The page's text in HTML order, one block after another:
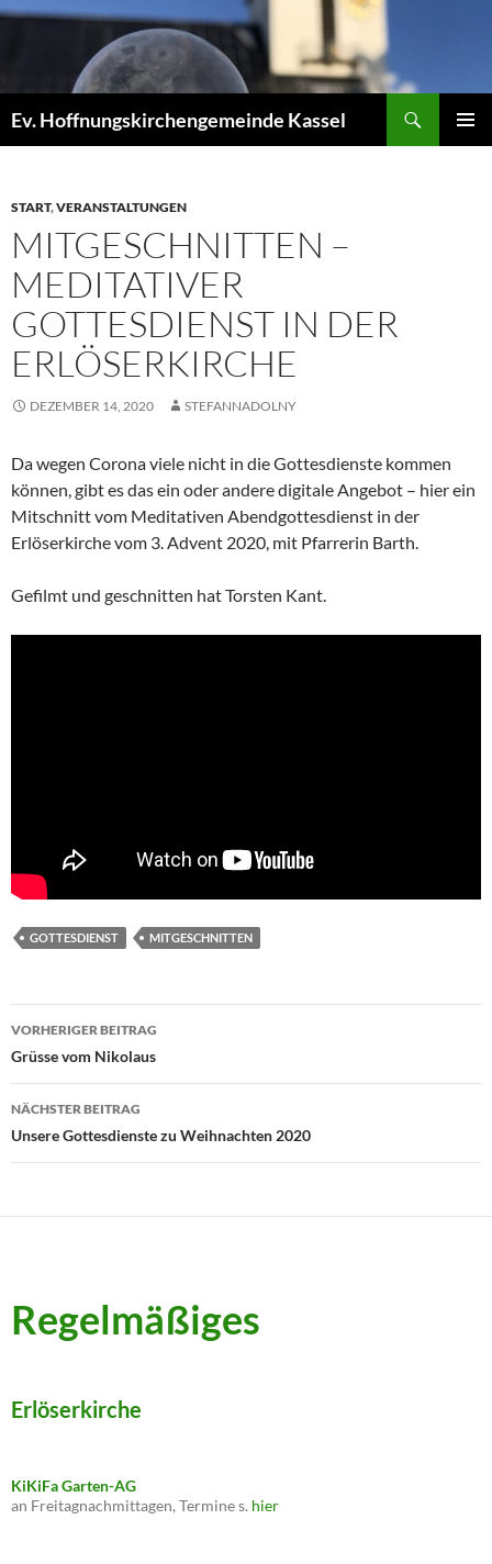
Zum
Ev. Hoffnungskirchengemeinde Kassel
START,VERANSTALTUNGEN
MITGESCHNITTEN –
MEDITATIVER
GOTTESDIENST IN DER
ERLÖSERKIRCHE
DEZEMBER 14, 2020 STEFANNADOLNY
Da wegen Corona viele nicht in die Gottesdienste kommen
können, gibt es das ein oder andere digitale Angebot – hier ein
Mitschnitt vom Meditativen Abendgottesdienst in der
Erlöserkirche vom 3. Advent 2020, mit Pfarrerin Barth.
Gefilmt und geschnitten hat Torsten Kant.
GOTTESDIENST MITGESCHNITTEN
Beitragsnavigation
VORHERIGER BEITRAG
Grüsse vom Nikolaus
NÄCHSTER BEITRAG
Unsere Gottesdienste zu Weihnachten 2020
Regelmäßiges
Erlöserkirche
KiKiFa Garten-AG
an Freitagnachmittagen, Termine s. hier